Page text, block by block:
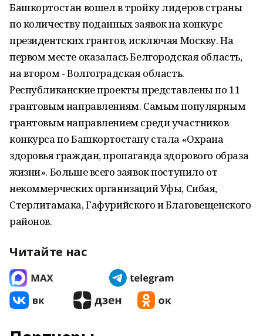
Башкортостан вошел в тройку лидеров страны
по количеству поданных заявок на конкурс
президентских грантов, исключая Москву. На
первом месте оказалась Белгородская область,
на втором - Волгоградская область.
Республиканские проекты представлены по 11
грантовым направлениям. Самым популярным
грантовым направлением среди участников
конкурса по Башкортостану стала «Охрана
здоровья граждан, пропаганда здорового образа
жизни». Больше всего заявок поступило от
некоммерческих организаций Уфы, Сибая,
Стерлитамака, Гафурийского и Благовещенского
районов.
Читайте нас